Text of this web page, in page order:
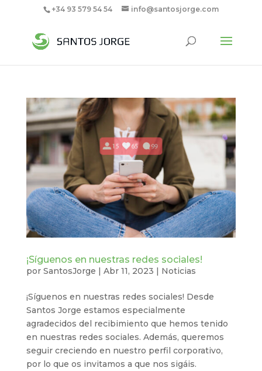
+34 93 579 54 54 info@santosjorge.com
¡Síguenos en nuestras redes sociales!
por SantosJorge | Abr 11, 2023 | Noticias
¡Síguenos en nuestras redes sociales! Desde
Santos Jorge estamos especialmente
agradecidos del recibimiento que hemos tenido
en nuestras redes sociales. Además, queremos
seguir creciendo en nuestro perfil corporativo,
por lo que os invitamos a que nos sigáis.